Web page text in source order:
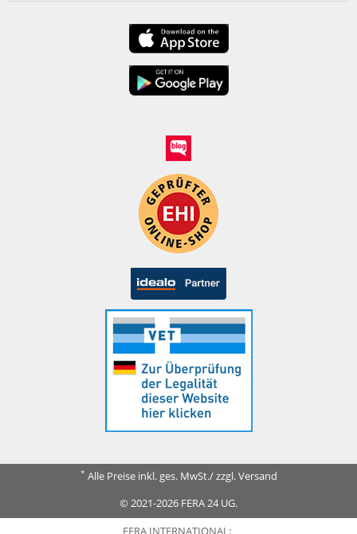
* Alle Preise inkl. ges. MwSt./ zzgl. Versand
© 2021-2026 FERA 24 UG.
FERA INTERNATIONAL: